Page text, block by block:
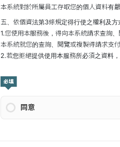
本系統對於所屬員工存取您的個人資料有
五、依個資法第3條規定得行使之權利及方
1.您使用本服務後，得向本系統請求查詢
本系統就您的查詢、閱覽或複製得請求支付
2.若您拒絕提供使用本服務所必須之資料，
必填
同意